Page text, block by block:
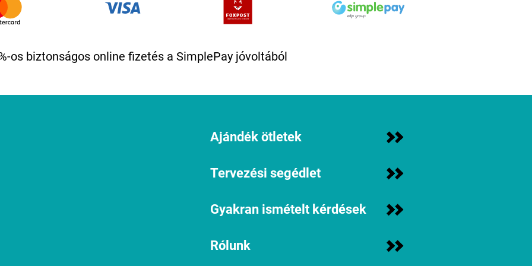
os biztonságos online fizetés a SimplePay jóvoltából
Ajándék ötletek
Tervezési segédlet
Gyakran ismételt kérdések
Rólunk